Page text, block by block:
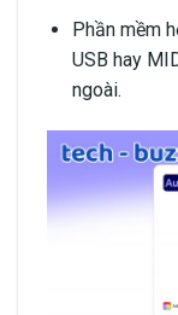
Phần mềm
USB hay
ngoài.